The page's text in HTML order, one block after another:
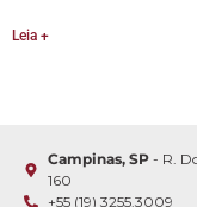
Leia +
Campinas, SP - R.
160
+55 (19) 3255.3009